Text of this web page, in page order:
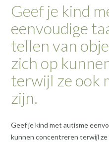
Geef je kind
eenvoudige
tellen van
zich op
terwijl ze ook
zijn.
Geef je kind met autisme
kunnen concentreren terwijl ze